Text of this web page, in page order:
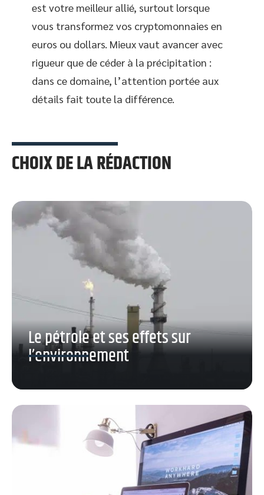
est votre meilleur allié, surtout lorsque
vous transformez vos cryptomonnaies en
euros ou dollars. Mieux vaut avancer avec
rigueur que de céder à la précipitation :
dans ce domaine, l’attention portée aux
détails fait toute la différence.
CHOIX DE LA RÉDACTION
Le pétrole et ses effets sur
l’environnement